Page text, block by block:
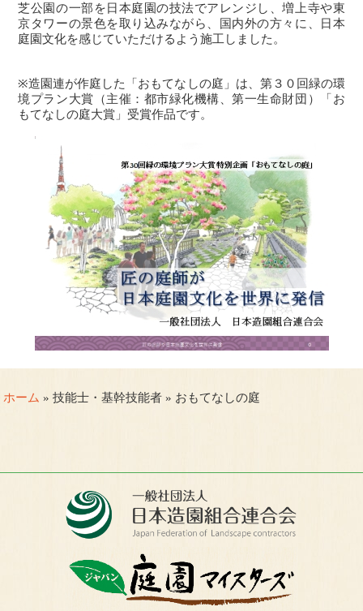
芝公園の一部を日本庭園の技法でアレンジし、増上寺や東
京タワーの景色を取り込みながら、国内外の方々に、日本
庭園文化を感じていただけるよう施工しました。
※造園連が作庭した「おもてなしの庭」は、第３０回緑の環
境プラン大賞（主催：都市緑化機構、第一生命財団）「お
もてなしの庭大賞」受賞作品です。
ホーム » 技能士・基幹技能者 » おもてなしの庭